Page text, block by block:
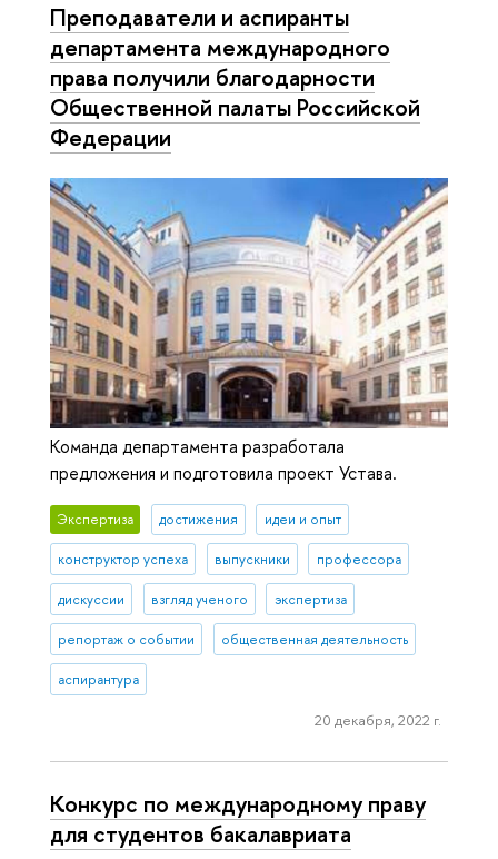
Преподаватели и аспиранты
департамента международного
права получили благодарности
Общественной палаты Российской
Федерации
Команда департамента разработала
предложения и подготовила проект Устава.
Экспертиза достижения идеи и опыт
конструктор успеха выпускники профессора
дискуссии взгляд ученого экспертиза
репортаж о событии общественная деятельность
аспирантура
20 декабря, 2022 г.
Конкурс по международному праву
для студентов бакалавриата